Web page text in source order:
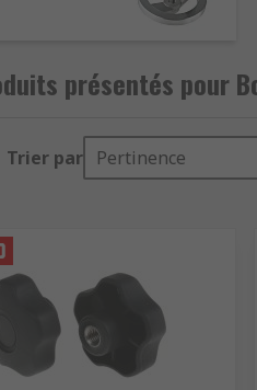
ou le desserrage
préhension dans la
agrippées lors de
et de son diamètre
de rotation à un
constitués de deux
présentés pour
Trier par Pertinence